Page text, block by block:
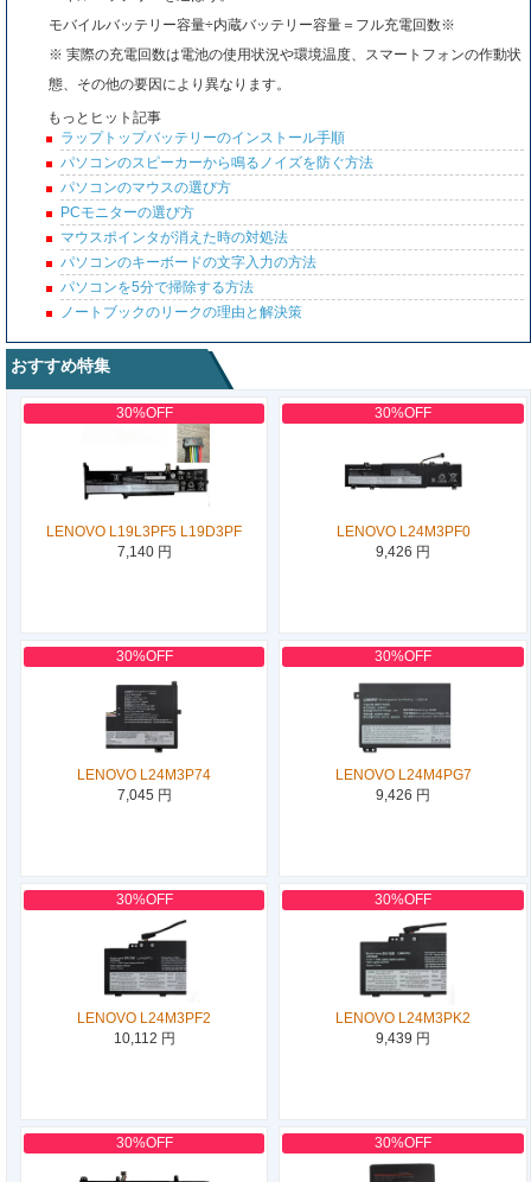
モバイルバッテリー容量÷内蔵バッテリー容量＝フル充電回数※
※ 実際の充電回数は電池の使用状況や環境温度、スマートフォンの作動状
態、その他の要因により異なります。
もっとヒット記事
ラップトップバッテリーのインストール手順
パソコンのスピーカーから鳴るノイズを防ぐ方法
パソコンのマウスの選び方
PCモニターの選び方
マウスポインタが消えた時の対処法
パソコンのキーボードの文字入力の方法
パソコンを5分で掃除する方法
ノートブックのリークの理由と解決策
おすすめ特集
30%OFF
LENOVO L19L3PF5 L19D3PF
7,140 円
30%OFF
LENOVO L24M3PF0
9,426 円
30%OFF
LENOVO L24M3P74
7,045 円
30%OFF
LENOVO L24M4PG7
9,426 円
30%OFF
LENOVO L24M3PF2
10,112 円
30%OFF
LENOVO L24M3PK2
9,439 円
30%OFF 30%OFF